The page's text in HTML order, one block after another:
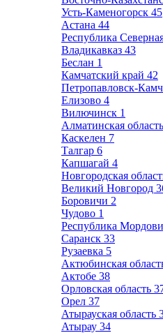
Усть-Каменогорск 45
Астана 44
Республика
Владикавказ 43
Беслан 1
Камчатский край 42
Петропавловск-
Елизово 4
Вилючинск 1
Алматинская область
Каскелен 7
Талгар 6
Капшагай 4
Новгородская
Великий Новгород
Боровичи 2
Чудово 1
Республика
Саранск 33
Рузаевка 5
Актюбинская
Актобе 38
Орловская область
Орел 37
Атырауская область
Атырау 34